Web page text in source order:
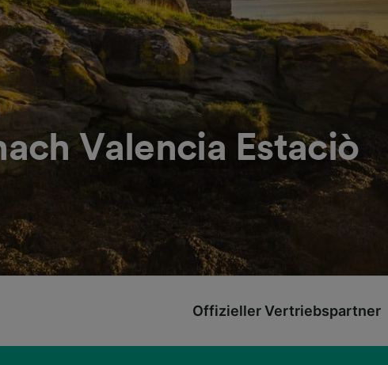
Valencia Estaciò
Offizieller Vertriebspartner